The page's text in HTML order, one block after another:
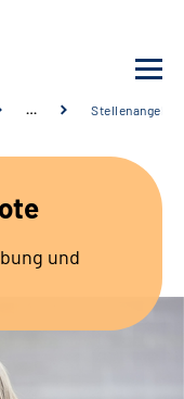
…
und